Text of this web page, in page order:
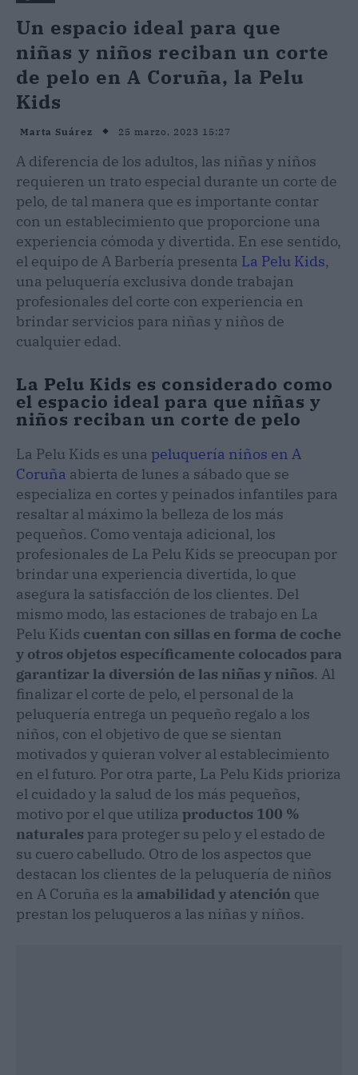
Un espacio ideal para que
niñas y niños reciban un corte
de pelo en A Coruña, la Pelu
Kids
Marta Suárez 25 marzo, 2023 15:27
A diferencia de los adultos, las niñas y niños
requieren un trato especial durante un corte de
pelo, de tal manera que es importante contar
con un establecimiento que proporcione una
experiencia cómoda y divertida. En ese sentido,
el equipo de A Barbería presenta La Pelu Kids,
una peluquería exclusiva donde trabajan
profesionales del corte con experiencia en
brindar servicios para niñas y niños de
cualquier edad.
La Pelu Kids es considerado como
el espacio ideal para que niñas y
niños reciban un corte de pelo
La Pelu Kids es una peluquería niños en A
Coruña abierta de lunes a sábado que se
especializa en cortes y peinados infantiles para
resaltar al máximo la belleza de los más
pequeños. Como ventaja adicional, los
profesionales de La Pelu Kids se preocupan por
brindar una experiencia divertida, lo que
asegura la satisfacción de los clientes. Del
mismo modo, las estaciones de trabajo en La
Pelu Kids cuentan con sillas en forma de coche
y otros objetos específicamente colocados para
garantizar la diversión de las niñas y niños. Al
finalizar el corte de pelo, el personal de la
peluquería entrega un pequeño regalo a los
niños, con el objetivo de que se sientan
motivados y quieran volver al establecimiento
en el futuro. Por otra parte, La Pelu Kids prioriza
el cuidado y la salud de los más pequeños,
motivo por el que utiliza productos 100 %
naturales para proteger su pelo y el estado de
su cuero cabelludo. Otro de los aspectos que
destacan los clientes de la peluquería de niños
en A Coruña es la amabilidad y atención que
prestan los peluqueros a las niñas y niños.